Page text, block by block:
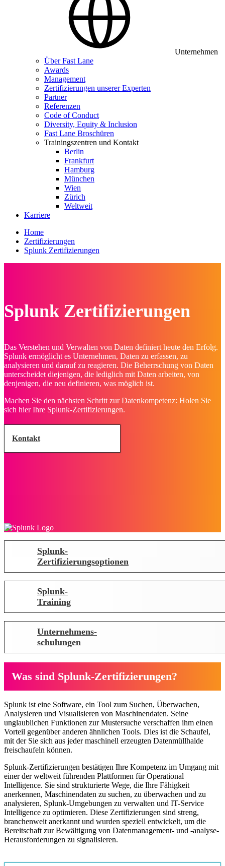
Unternehmen
Über Fast Lane
Awards
Management
Zertifizierungen unserer Experten
Partner
Referenzen
Code of Conduct
Diversity, Equity & Inclusion
Fast Lane Broschüren
Trainingszentren und Kontakt
Berlin
Frankfurt
Hamburg
München
Wien
Zürich
Weltweit
Karriere
Home
Zertifizierungen
Splunk Zertifizierungen
Splunk Zertifizierungen
Das Verstehen und Verwalten von Daten definiert heute den Erfolg.
Splunk ermöglicht es Unternehmen, Daten zu erfassen, zu
analysieren und darauf zu reagieren. Die Beherrschung von Daten
unterscheidet diejenigen, die lediglich mit Daten arbeiten, von
denjenigen, die neu definieren, was möglich ist.
Machen Sie den nächsten Schritt zur Datenkompetenz: Holen Sie
sich hier Ihre Splunk-Zertifizierungen.
Kontakt
Splunk-
Zertifizierungsoptionen
Splunk-
Training
Unternehmens-
schulungen
Was sind Splunk-Zertifizierungen?
Splunk ist eine Software, ein Tool zum Suchen, Überwachen,
Analysieren und Visualisieren von Maschinendaten. Seine
unglaublichen Funktionen zur Mustersuche verschaffen ihm einen
Vorteil gegenüber anderen ähnlichen Tools. Dies ist die Schaufel,
mit der Sie sich aus jeder maschinell erzeugten Datenmüllhalde
freischaufeln können.
Splunk-Zertifizierungen bestätigen Ihre Kompetenz im Umgang mit
einer der weltweit führenden Plattformen für Operational
Intelligence. Sie sind strukturierte Wege, die Ihre Fähigkeit
anerkennen, Maschinendaten zu suchen, zu überwachen und zu
analysieren, Splunk-Umgebungen zu verwalten und IT-Service
Intelligence zu optimieren. Diese Zertifizierungen sind streng,
branchenweit anerkannt und wurden speziell entwickelt, um die
Bereitschaft zur Bewältigung von Datenmanagement- und -analyse-
Herausforderungen zu signalisieren.